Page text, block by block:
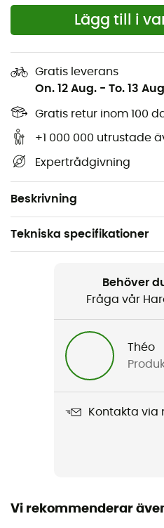
Lägg till i
Gratis leverans
On. 12 Aug. - To. 13
Gratis retur inom 100
+1 000 000 utrustade
Expertrådgivning
Beskrivning
360 Traction Frame
Paragon Bindning
Justerbar för alla
tillval)
Ergo Televator hällyft
Vikt: 1710 g
Mått: 56 x 18 cm
Material: Aluminium
Tekniska specifikationer
Produktnamn
Behöver
Fråga vår
Théo
Kontakta via
Vi rekommenderar